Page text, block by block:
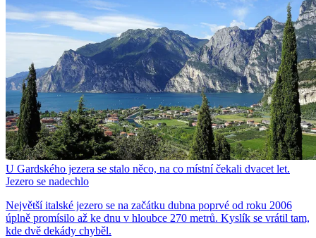
U Gardského jezera se stalo něco, na co místní čekali dvacet let.
Jezero se nadechlo
Největší italské jezero se na začátku dubna poprvé od roku 2006
úplně promísilo až ke dnu v hloubce 270 metrů. Kyslík se vrátil tam,
kde dvě dekády chyběl.